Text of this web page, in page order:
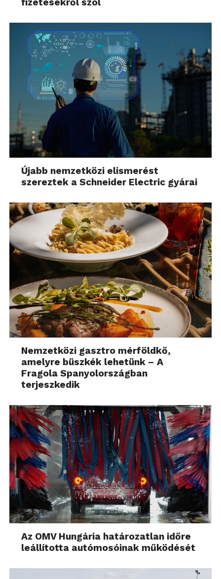
fizetésekről szól
Újabb nemzetközi elismerést
szereztek a Schneider Electric gyárai
Nemzetközi gasztro mérföldkő,
amelyre büszkék lehetünk – A
Fragola Spanyolországban
terjeszkedik
Az OMV Hungária határozatlan időre
leállította autómosóinak működését